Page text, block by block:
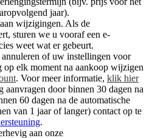
jaar).
wijzigingen. Als de
sturen we u vooraf een e-
weet wat er gebeurt.
of uw instellingen voor
op elk moment na aankoop wijzigen
. Voor meer informatie, klik hier
aanvragen door binnen 30 dagen na
60 dagen na de automatische
van 1 jaar of langer) contact op te
.
aan onze